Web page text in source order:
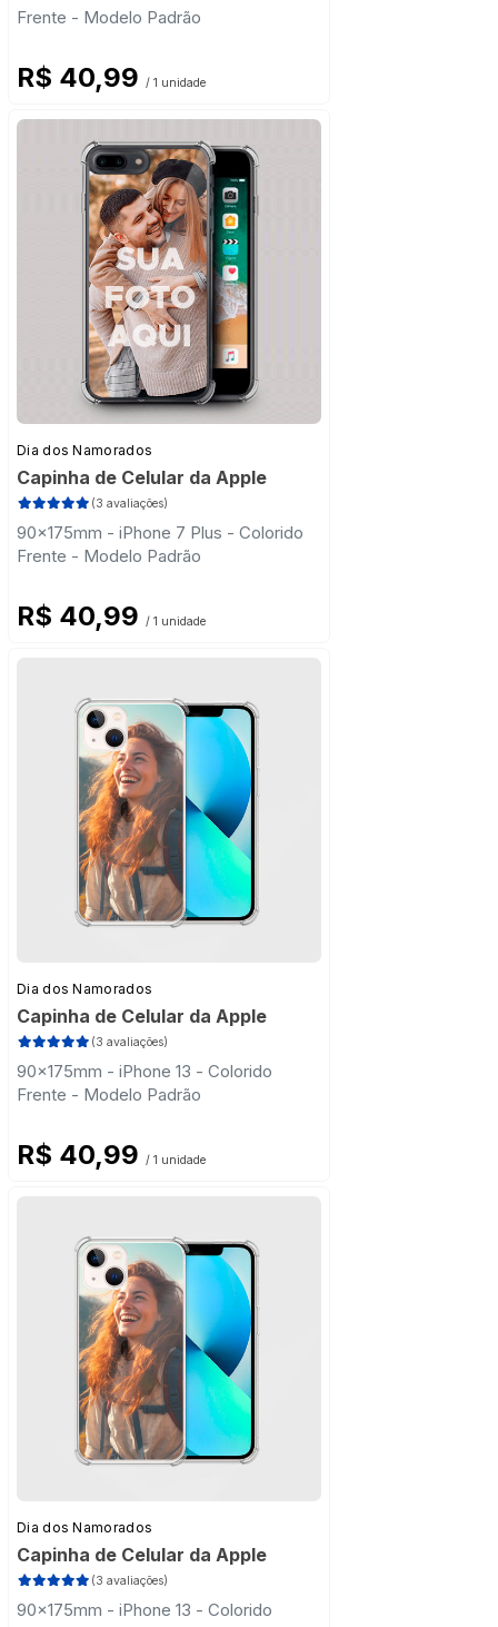
Frente - Modelo Padrão
R$ 40,99 / 1 unidade
Dia dos Namorados
Capinha de Celular da Apple
(3 avaliações)
90x175mm - iPhone 7 Plus - Colorido
Frente - Modelo Padrão
R$ 40,99 / 1 unidade
Dia dos Namorados
Capinha de Celular da Apple
(3 avaliações)
90x175mm - iPhone 13 - Colorido
Frente - Modelo Padrão
R$ 40,99 / 1 unidade
Dia dos Namorados
Capinha de Celular da Apple
(3 avaliações)
90x175mm - iPhone 13 - Colorido